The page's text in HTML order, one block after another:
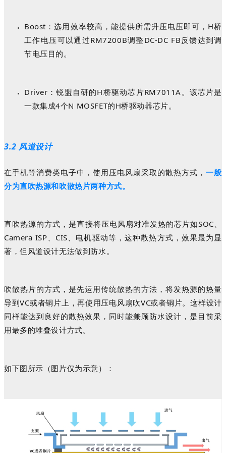
Boost：选用效率较高，能提供所需升压电压即可， H桥
工作电压可以通过RM7200B调整DC-DC FB反馈达到调
节电压目的。
Driver：锐盟自研的H桥驱动芯片RM7011A。该芯片是
一款集成4个N MOSFET的H桥驱动器芯片。
3.2 风道设计
在手机等消费类电子中，使用压电风扇采取的散热方式，一般
分为直吹热源和吹散热片两种方式。
直吹热源的方式，是直接将压电风扇对准发热的芯片如SOC、
Camera ISP、CIS、电机驱动等，这种散热方式，效果最为显
著，但风道设计无法做到防水。
吹散热片的方式，是先运用传统散热的方法，将发热源的热量
导到VC或者铜片上，再使用压电风扇吹VC或者铜片。这样设计
同样能达到良好的散热效果，同时能兼顾防水设计，是目前采
用最多的堆叠设计方式。
如下图所示（图片仅为示意）：